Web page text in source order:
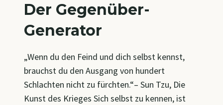
Der Gegenüber-
Generator
„Wenn du den Feind und dich selbst kennst,
brauchst du den Ausgang von hundert
Schlachten nicht zu fürchten.“– Sun Tzu, Die
Kunst des Krieges Sich selbst zu kennen, ist